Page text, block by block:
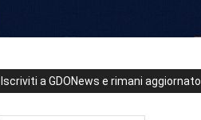
Iscriviti a GDONews e rimani aggiornato